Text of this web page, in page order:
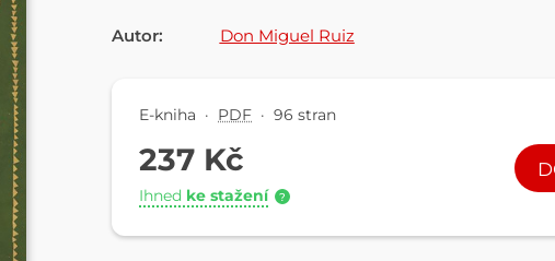
Autor: Don Miguel Ruiz
E-kniha · PDF · 96 stran
237 Kč
Ihned ke stažení ?